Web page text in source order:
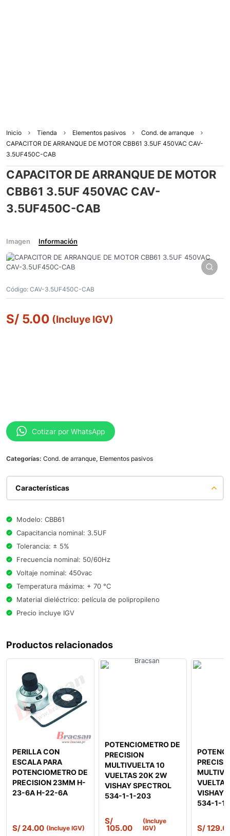
Inicio Tienda Elementos pasivos
Cond. de arranque
CAPACITOR DE ARRANQUE DE MOTOR CBB61 3.5UF 450VAC CAV-
3.5UF450C-CAB
CAPACITOR DE ARRANQUE DE MOTOR
CBB61 3.5UF 450VAC CAV-
3.5UF450C-CAB
Imagen Información
Código: CAV-3.5UF450C-CAB
S/ 5.00 (Incluye IGV)
Cotizar por WhatsApp
Categorías: Cond. de arranque, Elementos pasivos
Características
Modelo: CBB61
Capacitancia nominal: 3.5UF
Tolerancia: ± 5%
Frecuencia nominal: 50/60Hz
Voltaje nominal: 450vac
Temperatura máxima: + 70 °C
Material dieléctrico: película de polipropileno
Precio incluye IGV
Productos relacionados
PERILLA CON
ESCALA PARA
POTENCIOMETRO DE
PRECISION 23MM H-
23-6A H-22-6A
S/24.00 (Incluye IGV)
POTENCIOMETRO DE
PRECISION
MULTIVUELTA 10
VUELTAS 20K 2W
VISHAY SPECTROL
534-1-1-203
S/
105.00
(Incluye
IGV)
VISHAY
534-1-1-
S/